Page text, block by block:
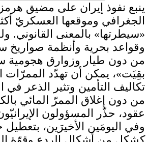
ينبع نفوذ إيران على مضيق
الجغرافي وموقعها العسكريّ
«سيطرتها» بالمعنى القانوني.
وقواعد بحرية وأنظمة صواريخ
من دون طيار وزوارق هجومية
بقِيَت»، يمكن أن تهدّد الممرّات
تكاليف التأمين وتثير الذعر في
من دون إغلاق الممرّ المائي
عقود، حذّر المسؤولون
وفي اليومَين الأخيرَين، بتعطيل